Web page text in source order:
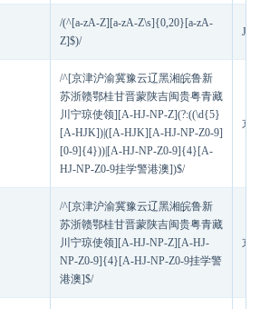
/(^[a-zA-Z][a-zA-Z\s]{0,20}[a-zA-
Z]$)/
/^[京津沪渝冀豫云辽黑湘皖鲁新
苏浙赣鄂桂甘晋蒙陕吉闽贵粤青藏
川宁琼使领][A-HJ-NP-Z](?:((\d{5}
[A-HJK])|([A-HJK][A-HJ-NP-Z0-9]
[0-9]{4}))|[A-HJ-NP-Z0-9]{4}[A-
HJ-NP-Z0-9挂学警港澳])$/
京
/^[京津沪渝冀豫云辽黑湘皖鲁新
苏浙赣鄂桂甘晋蒙陕吉闽贵粤青藏
川宁琼使领][A-HJ-NP-Z][A-HJ-
NP-Z0-9]{4}[A-HJ-NP-Z0-9挂学警
港澳]$/
京